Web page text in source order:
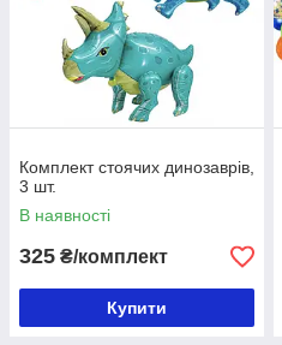
Комплект стоячих динозаврів,
3 шт.
В наявності
325 ₴/комплект
Купити